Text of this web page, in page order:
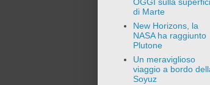
OGGI sulla
di Marte
New Horizons, la
NASA ha raggiunto
Plutone
Un meraviglioso
viaggio a bordo
Soyuz